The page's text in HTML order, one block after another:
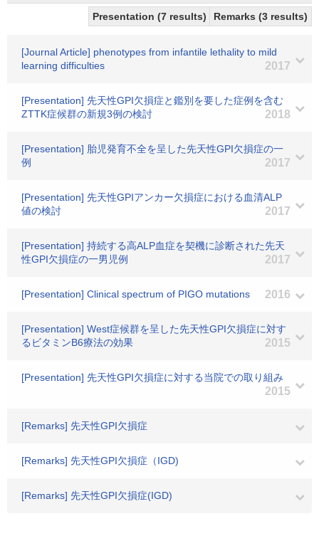
Presentation (7 results)
Remarks (3 results)
[Journal Article] phenotypes from infantile lethality to mild
learning difficulties
2017
[Presentation] 先天性GPI欠損症と鑑別を要した症例を含む
ZTTK症候群の新規3例の検討
2018
[Presentation] 胎児発育不全を呈した先天性GPI欠損症の一
例
2017
[Presentation] 先天性GPIアンカー欠損症における血清ALP
値の検討
2017
[Presentation] 持続する高ALP血症を契機に診断された先天
性GPI欠損症の一男児例
2017
[Presentation] Clinical spectrum of PIGO mutations 2016
[Presentation] West症候群を呈した先天性GPI欠損症に対す
るビタミンB6療法の効果
2015
[Presentation] 先天性GPI欠損症に対する当院での取り組み
2015
[Remarks] 先天性GPI欠損症
[Remarks] 先天性GPI欠損症（IGD)
[Remarks] 先天性GPI欠損症(IGD)